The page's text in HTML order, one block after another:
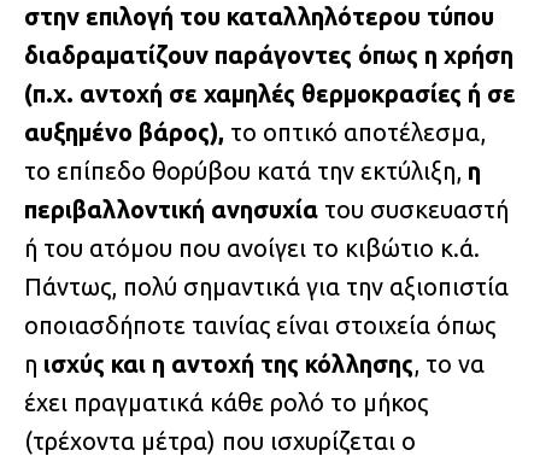
στην επιλογή του καταλληλότερου τύπου
διαδραματίζουν παράγοντες όπως η χρήση
(π.χ. αντοχή σε χαμηλές θερμοκρασίες ή σε
αυξημένο βάρος), το οπτικό αποτέλεσμα,
το επίπεδο θορύβου κατά την εκτύλιξη, η
περιβαλλοντική ανησυχία του συσκευαστή
ή του ατόμου που ανοίγει το κιβώτιο κ.ά.
Πάντως, πολύ σημαντικά για την αξιοπιστία
οποιασδήποτε ταινίας είναι στοιχεία όπως
η ισχύς και η αντοχή της κόλλησης, το να
έχει πραγματικά κάθε ρολό το μήκος
(τρέχοντα μέτρα) που ισχυρίζεται ο